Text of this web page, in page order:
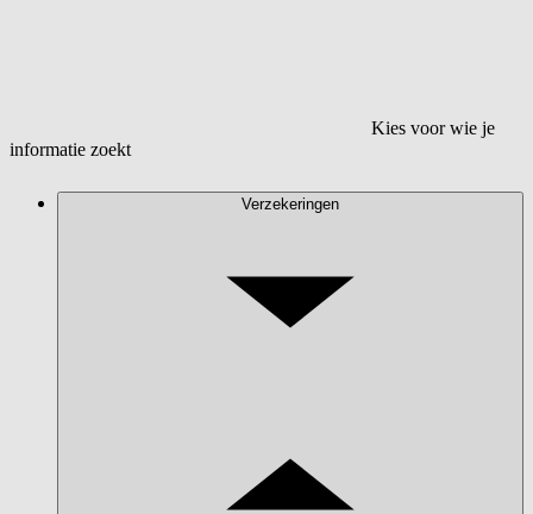
Kies voor wie je
informatie zoekt
Verzekeringen